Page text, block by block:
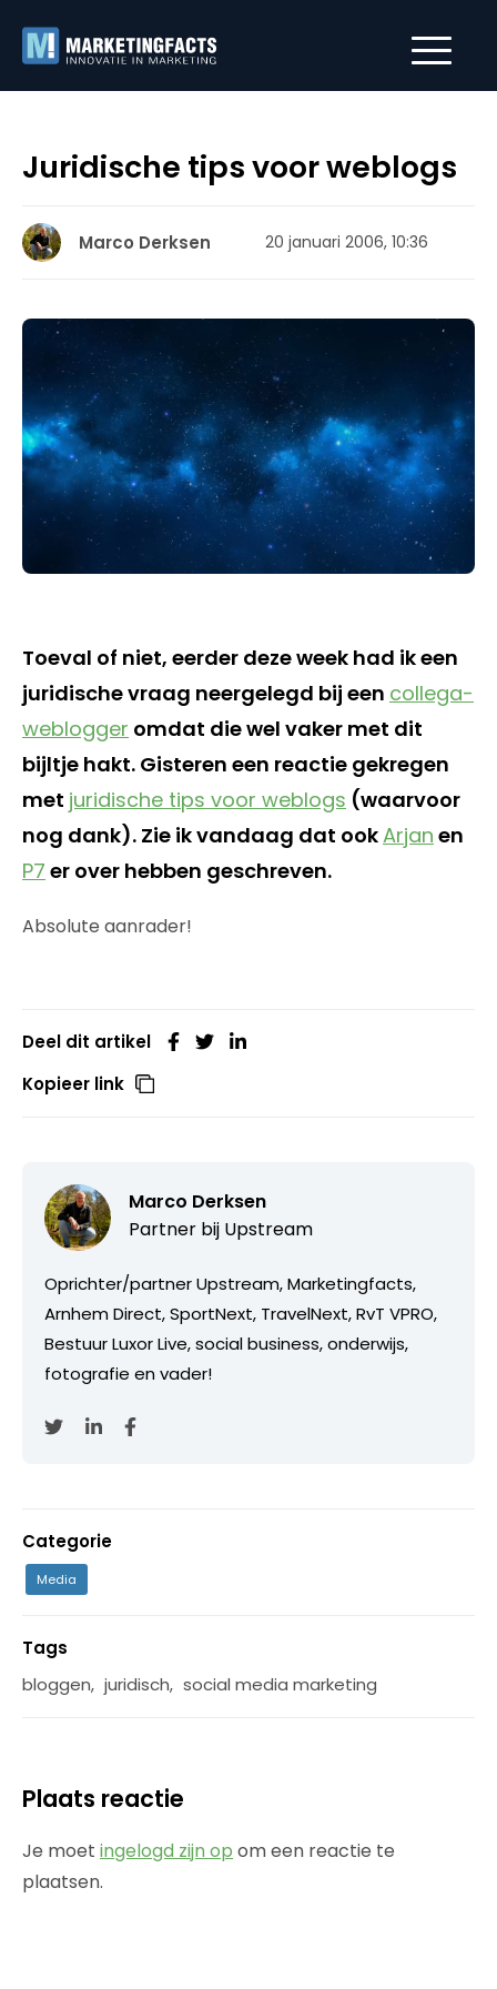
Juridische tips voor weblogs
Marco Derksen 20 januari 2006, 10:36
Toeval of niet, eerder deze week had ik een
juridische vraag neergelegd bij een collega-
weblogger omdat die wel vaker met dit
bijltje hakt. Gisteren een reactie gekregen
met juridische tips voor weblogs (waarvoor
nog dank). Zie ik vandaag dat ookArjan en
P7 er over hebben geschreven.
Absolute aanrader!
Deel dit artikel
Kopieer link
Marco Derksen
Partner bij Upstream
Oprichter/partner Upstream, Marketingfacts,
Arnhem Direct, SportNext, TravelNext, RvT VPRO,
Bestuur Luxor Live, social business, onderwijs,
fotografie en vader!
Categorie
Media
Tags
bloggen, juridisch, social media marketing
Plaats reactie
Je moet ingelogd zijn op om een reactie te
plaatsen.